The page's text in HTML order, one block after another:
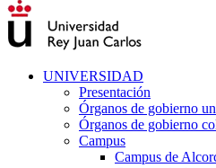
UNIVERSIDAD
Presentación
Órganos de gobierno
Órganos de gobierno
Campus
Campus de